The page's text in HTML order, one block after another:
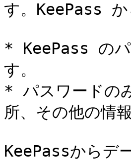
す。KeePass
* KeePass のパ
す。
* パスワードの
所、その他の情
KeePassからデ